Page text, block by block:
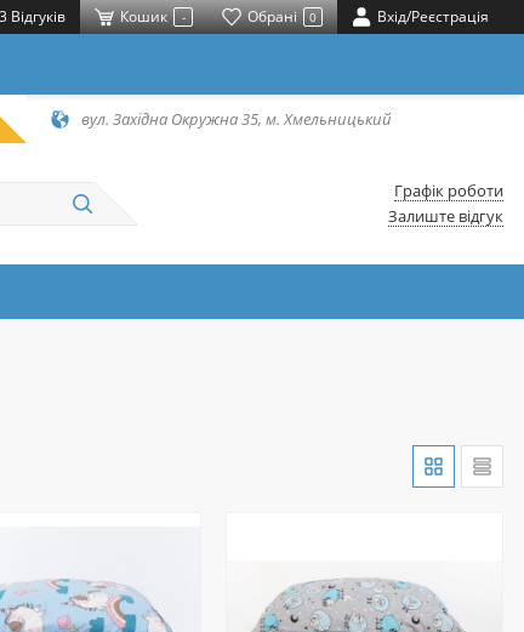
Відгуків Кошик - Обрані 0 Вхід/Реєстрація
вул. Західна Окружна 35, м. Хмельницький
Графік роботи
Залиште відгук